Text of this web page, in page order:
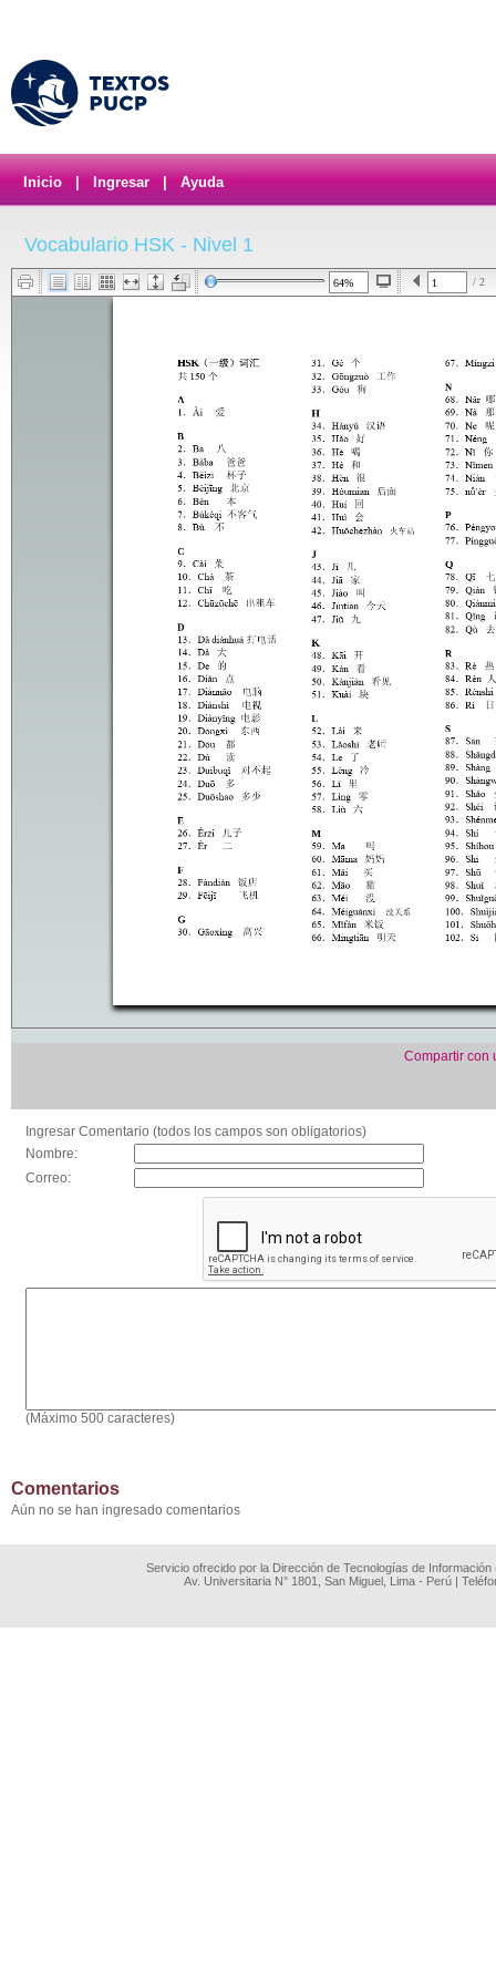
Inicio Ingresar Ayuda
Vocabulario HSK - Nivel 1
/ 2
Compartir con
Ingresar Comentario (todos los campos son obligatorios)
Nombre:
Correo:
(Máximo 500 caracteres)
Comentarios
Aún no se han ingresado comentarios
Servicio ofrecido por la Dirección de Tecnologías de
Av. Universitaria N° 1801, San Miguel, Lima - Perú |